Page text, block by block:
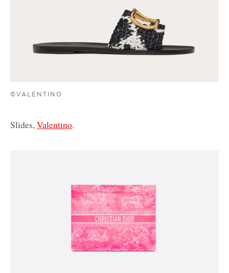
©VALENTINO
Slides,Valentino.